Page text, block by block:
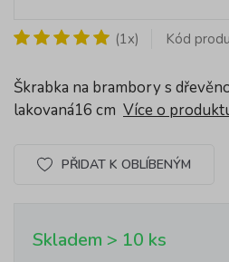
(1x) Kód
Škrabka na brambory s
lakovaná16 cm Více o
PŘIDAT K OBLÍBENÝM
Skladem > 10 ks